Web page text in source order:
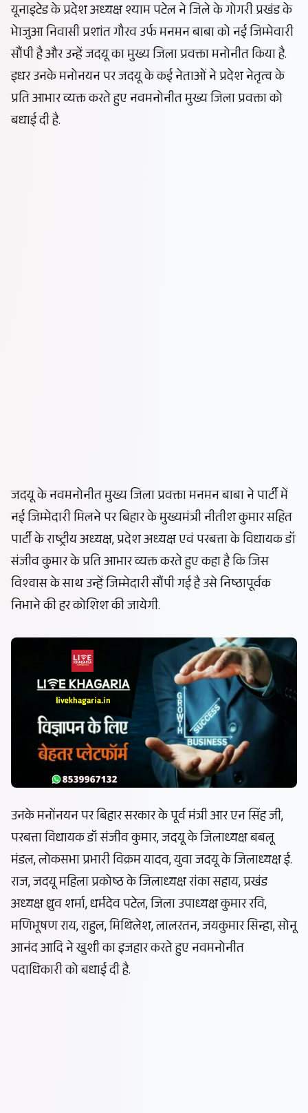
यूनाइटेड के प्रदेश अध्यक्ष श्याम पटेल ने जिले के गोगरी प्रखंड के
भेाजुआ निवासी प्रशांत गौरव उर्फ मनमन बाबा को नई जिम्मेवारी
सौंपी है और उन्हें जदयू का मुख्य जिला प्रवक्ता मनोनीत किया है.
इधर उनके मनोनयन पर जदयू के कई नेताओं ने प्रदेश नेतृत्व के
प्रति आभार व्यक्त करते हुए नवमनोनीत मुख्य जिला प्रवक्ता को
बधाई दी है.
जदयू के नवमनोनीत मुख्य जिला प्रवक्ता मनमन बाबा ने पार्टी में
नई जिम्मेदारी मिलने पर बिहार के मुख्यमंत्री नीतीश कुमार सहित
पार्टी के राष्ट्रीय अध्यक्ष, प्रदेश अध्यक्ष एवं परबत्ता के विधायक डॉ
संजीव कुमार के प्रति आभार व्यक्त करते हुए कहा है कि जिस
विश्वास के साथ उन्हें जिम्मेदारी सौंपी गई है उसे निष्ठापूर्वक
निभाने की हर कोशिश की जायेगी.
उनके मनोंनयन पर बिहार सरकार के पूर्व मंत्री आर एन सिंह जी,
परबत्ता विधायक डॉ संजीव कुमार, जदयू के जिलाध्यक्ष बबलू
मंडल, लोकसभा प्रभारी विक्रम यादव, युवा जदयू के जिलाध्यक्ष ई.
राज, जदयू महिला प्रकोष्ठ के जिलाध्यक्ष रांका सहाय, प्रखंड
अध्यक्ष ध्रुव शर्मा, धर्मदेव पटेल, जिला उपाध्यक्ष कुमार रवि,
मणिभूषण राय, राहुल, मिथिलेश, लालरतन, जयकुमार सिन्हा, सोनू
आनंद आदि ने खुशी का इजहार करते हुए नवमनोनीत
पदाधिकारी को बधाई दी है.